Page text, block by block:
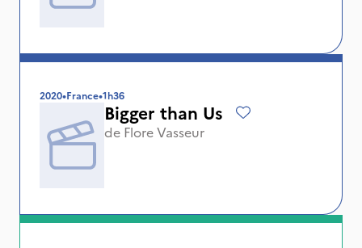
2020•France•1h36
Bigger than Us
de Flore Vasseur